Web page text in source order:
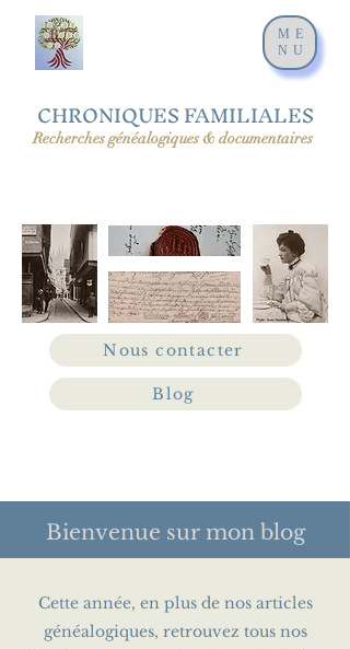
CHRONIQUES FAMILIALES
Recherches généalogiques & documentaires
Nous contacter
Blog
ME
NU
Bienvenue sur mon blog
Cette année, en plus de nos articles
généalogiques, retrouvez tous nos